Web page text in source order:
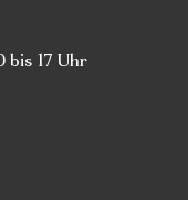
bis 17 Uhr